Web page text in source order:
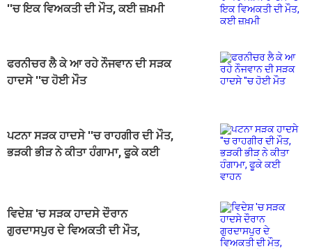
''ਚ ਇਕ ਵਿਅਕਤੀ ਦੀ ਮੌਤ, ਕਈ ਜ਼ਖ਼ਮੀ
ਫਰਨੀਚਰ ਲੈ ਕੇ ਆ ਰਹੇ ਨੌਜਵਾਨ ਦੀ ਸੜਕ
ਹਾਦਸੇ ''ਚ ਹੋਈ ਮੌਤ
ਪਟਨਾ ਸੜਕ ਹਾਦਸੇ ''ਚ ਰਾਹਗੀਰ ਦੀ ਮੌਤ,
ਭੜਕੀ ਭੀੜ ਨੇ ਕੀਤਾ ਹੰਗਾਮਾ, ਫੂਕੇ ਕਈ
ਵਿਦੇਸ਼ 'ਚ ਸੜਕ ਹਾਦਸੇ ਦੌਰਾਨ
ਗੁਰਦਾਸਪੁਰ ਦੇ ਵਿਅਕਤੀ ਦੀ ਮੌਤ,